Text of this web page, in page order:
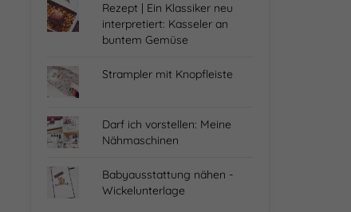
Rezept | Ein Klassiker neu
interpretiert: Kasseler an
buntem Gemüse
Strampler mit Knopfleiste
Darf ich vorstellen: Meine
Nähmaschinen
Babyausstattung nähen -
Wickelunterlage